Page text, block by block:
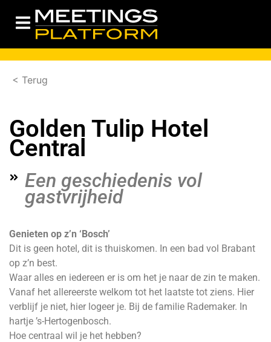
< Terug
Golden Tulip Hotel
Central
Een geschiedenis vol
gastvrijheid
Genieten op z’n ‘Bosch’
Dit is geen hotel, dit is thuiskomen. In een bad vol Brabant
op z’n best.
Waar alles en iedereen er is om het je naar de zin te maken.
Vanaf het allereerste welkom tot het laatste tot ziens. Hier
verblijf je niet, hier logeer je. Bij de familie Rademaker. In
hartje ’s-Hertogenbosch.
Hoe centraal wil je het hebben?